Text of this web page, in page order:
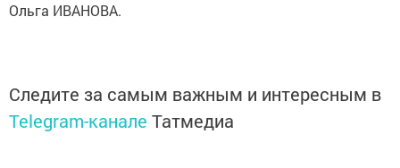
Ольга ИВАНОВА.
Следите за самым важным и интересным в
Telegram-канале Татмедиа